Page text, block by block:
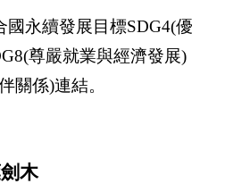
國永續發展目標SDG4(優
尊嚴就業與經濟發展)
關係)連結。
木